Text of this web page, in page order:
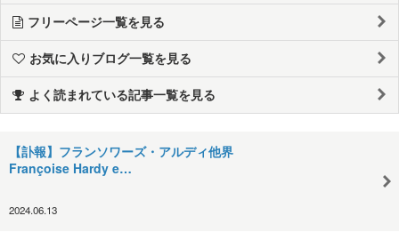
フリーページ一覧を見る
お気に入りブログ一覧を見る
よく読まれている記事一覧を見る
【訃報】フランソワーズ・アルディ他界
Françoise Hardy e…
2024.06.13